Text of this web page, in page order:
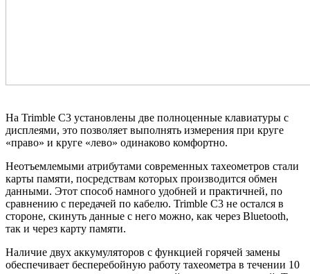
На Trimble C3 установлены две полноценные клавиатуры с
дисплеями, это позволяет выполнять измерения при круге
«право» и круге «лево» одинаково комфортно.
Неотъемлемыми атрибутами современных тахеометров стали
карты памяти, посредствам которых производится обмен
данными. Этот способ намного удобней и практичней, по
сравнению с передачей по кабелю. Trimble C3 не остался в
стороне, скинуть данные с него можно, как через Bluetooth,
так и через карту памяти.
Наличие двух аккумуляторов с функцией горячей замены
обеспечивает бесперебойную работу тахеометра в течении 10